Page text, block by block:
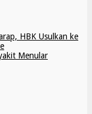
HBK Usulkan ke
Menular